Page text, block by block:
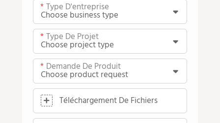
Type D'entreprise
Type De Projet
Demande De Produit
Téléchargement De Fichiers